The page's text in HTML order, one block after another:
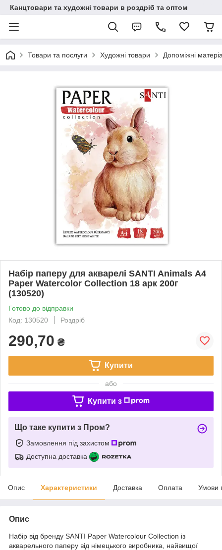
Канцтовари та художні товари в роздріб та оптом
Товари та послуги Художні товари Допоміжні
Набір паперу для акварелі SANTI Animals А4
Paper Watercolor Collection 18 арк 200г
(130520)
Готово до відправки
Код: 130520
Роздріб
290,70 ₴
Купити
або
Купити з
Що таке купити з Пром?
Замовлення під захистом
Доступна доставка
Опис Характеристики Доставка Оплата Умови
Опис
Набір від бренду SANTI Paper Watercolour Collection із
акварельного паперу від німецького виробника, найвищої